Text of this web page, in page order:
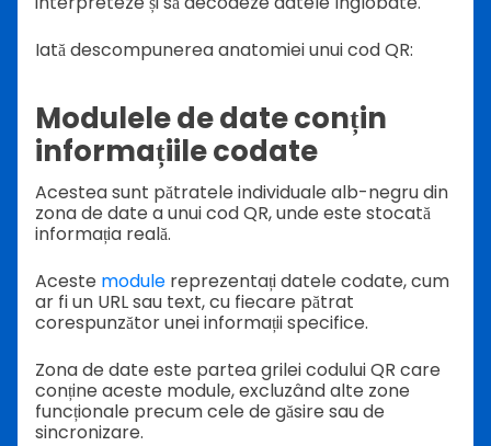
Iată descompunerea anatomiei unui cod QR:
Modulele de date conțin
informațiile codate
Acestea sunt pătratele individuale alb-negru din
zona de date a unui cod QR, unde este stocată
informația reală.
Aceste module reprezentați datele codate, cum
ar fi un URL sau text, cu fiecare pătrat
corespunzător unei informații specifice.
Zona de date este partea grilei codului QR care
conține aceste module, excluzând alte zone
funcționale precum cele de găsire sau de
sincronizare.